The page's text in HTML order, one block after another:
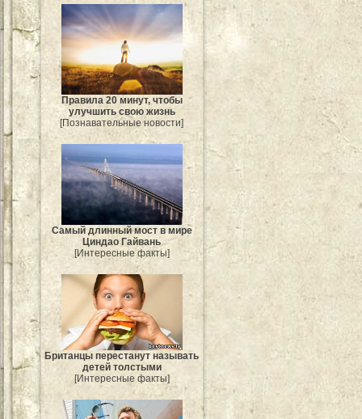
Правила 20 минут, чтобы
улучшить свою жизнь
[Познавательные новости]
Самый длинный мост в мире
Циндао Гайвань
[Интересные факты]
Британцы перестанут называть
детей толстыми
[Интересные факты]